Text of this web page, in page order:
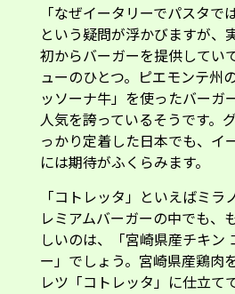
「なぜイータリーでパスタで
という疑問が浮かびますが、
初からバーガーを提供してい
ューのひとつ。ピエモンテ州
ッソーナ牛」を使ったバーガ
人気を誇っているそうです。
っかり定着した日本でも、イ
には期待がふくらみます。
「コトレッタ」といえばミ
レミアムバーガーの中でも、
しいのは、「宮崎県産チキン
ー」でしょう。宮崎県産鶏肉
レツ「コトレッタ」に仕立て